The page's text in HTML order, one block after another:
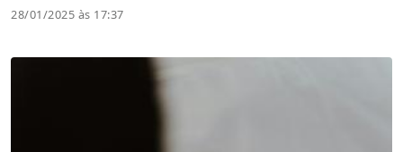
28/01/2025 às 17:37